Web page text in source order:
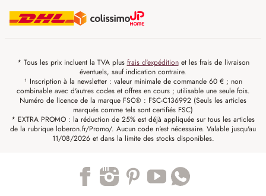
* Tous les prix incluent la TVA plus frais d'expéditionet les frais de livraison
éventuels, sauf indication contraire.
¹ Inscription à la newsletter : valeur minimale de commande 60 € ; non
combinable avec d'autres codes et offres en cours ; utilisable une seule fois.
Numéro de licence de la marque FSC® : FSC-C136992 (Seuls les articles
marqués comme tels sont certifiés FSC)
* EXTRA PROMO : la réduction de 25% est déjà appliquée sur tous les articles
de la rubrique loberon.fr/Promo/. Aucun code n'est nécessaire. Valable jusqu'au
11/08/2026 et dans la limite des stocks disponibles.